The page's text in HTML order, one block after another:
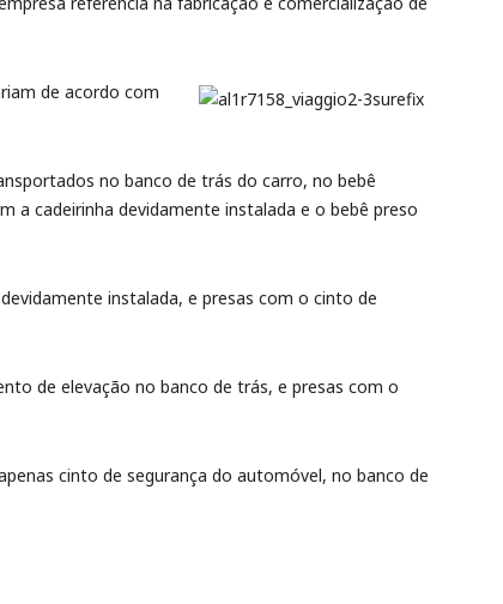
de acordo com
no banco de trás do carro, no bebê
cadeirinha devidamente instalada e o bebê preso
instalada, e presas com o cinto de
de elevação no banco de trás, e presas com o
cinto de segurança do automóvel, no banco de